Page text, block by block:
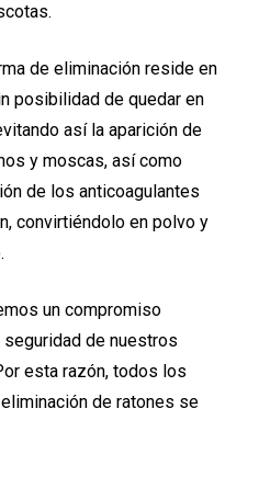
de eliminación reside en
posibilidad de quedar en
así la aparición de
y moscas, así como
de los anticoagulantes
convirtiéndolo en polvo y
un compromiso
de nuestros
esta razón, todos los
de ratones se